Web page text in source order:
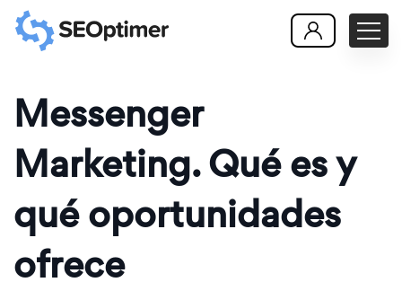
Messenger
Marketing. Qué es y
qué oportunidades
ofrece